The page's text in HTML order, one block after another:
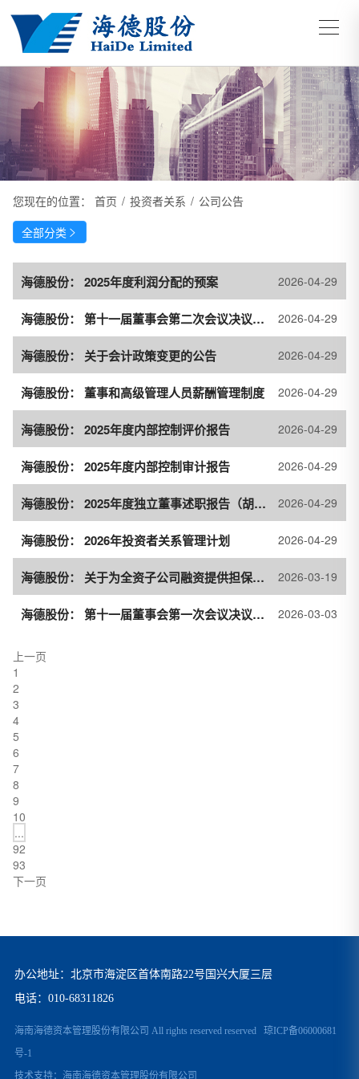
您现在的位置： 首页 / 投资者关系 / 公司公告
全部分类
海德股份： 2025年度利润分配的预案 2026-04-29
海德股份： 第十一届董事会第二次会议决议公告 2026-04-29
海德股份： 关于会计政策变更的公告 2026-04-29
海德股份： 董事和高级管理人员薪酬管理制度 2026-04-29
海德股份： 2025年度内部控制评价报告 2026-04-29
海德股份： 2025年度内部控制审计报告 2026-04-29
海德股份： 2025年度独立董事述职报告（胡全森-离任） 2026-04-29
海德股份： 2026年投资者关系管理计划 2026-04-29
海德股份： 关于为全资子公司融资提供担保的公告 2026-03-19
海德股份： 第十一届董事会第一次会议决议公告 2026-03-03
上一页
1
2
3
4
5
6
7
8
9
10
...
92
93
下一页
办公地址：北京市海淀区首体南路22号国兴大厦三层
电话： 010-68311826
海南海德资本管理股份有限公司 All rights reserved reserved 琼ICP备06000681
号-1
技术支持： 海南海德资本管理股份有限公司